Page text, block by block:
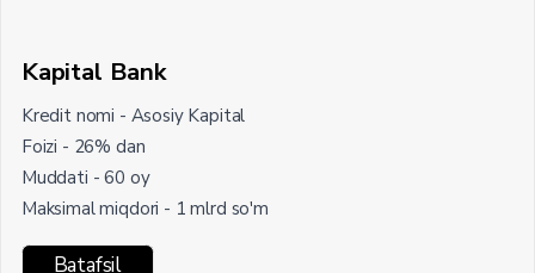
Kapital Bank
Kredit nomi - Asosiy Kapital
Foizi - 26% dan
Muddati - 60 oy
Maksimal miqdori - 1 mlrd so'm
Batafsil